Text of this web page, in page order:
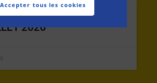
Accepter tous les cookies
LUNDI 20 AU SAMEDI
2026